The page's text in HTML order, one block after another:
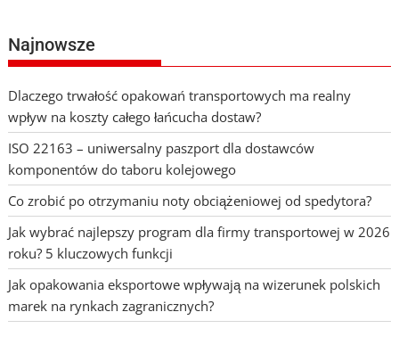
Najnowsze
Dlaczego trwałość opakowań transportowych ma realny
wpływ na koszty całego łańcucha dostaw?
ISO 22163 – uniwersalny paszport dla dostawców
komponentów do taboru kolejowego
Co zrobić po otrzymaniu noty obciążeniowej od spedytora?
Jak wybrać najlepszy program dla firmy transportowej w 2026
roku? 5 kluczowych funkcji
Jak opakowania eksportowe wpływają na wizerunek polskich
marek na rynkach zagranicznych?